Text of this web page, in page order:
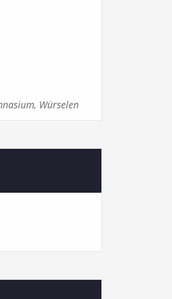
Würselen